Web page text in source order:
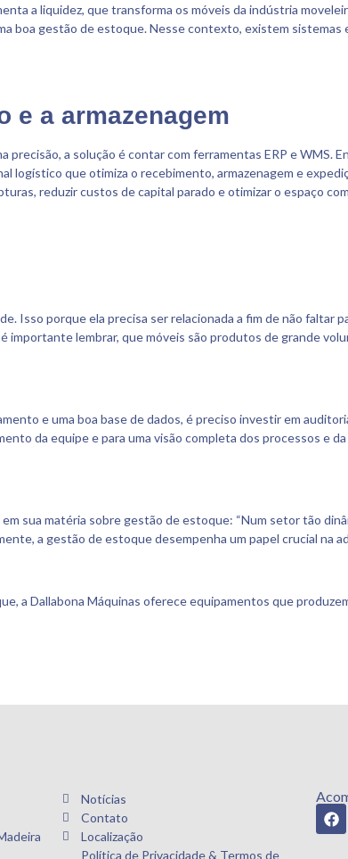
a liquidez, que transforma os móveis da indústria
boa gestão de estoque. Nesse contexto, existem sistemas
e a armazenagem
precisão, a solução é contar com ferramentas ERP e WMS.
logístico que otimiza o recebimento, armazenagem e
reduzir custos de capital parado e otimizar o espaço
porque ela precisa ser relacionada a fim de não faltar
lembrar, que móveis são produtos de grande
e uma boa base de dados, é preciso investir em
da equipe e para uma visão completa dos processos e
sua matéria sobre gestão de estoque: “Num setor tão
a gestão de estoque desempenha um papel crucial na
a Dallabona Máquinas oferece equipamentos que
Notícias
Contato
Localização
Política de Privacidade & Termos de